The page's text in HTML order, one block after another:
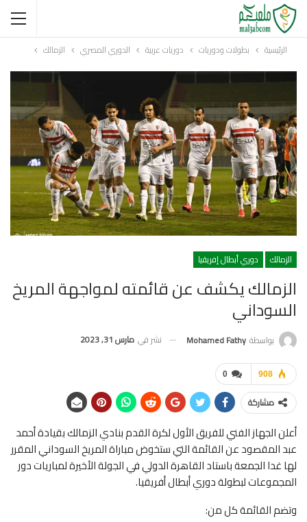
الرئيسية بطولات ودوريات دوريات عربية الدوري المصري الزمالك
الزمالك دوري أبطال إفريقيا
الزمالك يكشف عن قائمته لمواجهة المريخ
السوداني
بواسطة Mohamed Fathy نشر في مارس 31, 2023
0 908
مشاركة
أعلن الجهاز الفني للفريق الأول لكرة القدم بنادي الزمالك بقيادة أحمد
عبد المقصود عن القائمة التي ستخوض مباراة المريخ السوداني المقرر
لها غدا الجمعة باستاد القاهرة الدولي في الجولة الأخيرة لمباريات دور
المجموعات لبطولة دوري أبطال أفريقيا.
وتضم القائمة كل من: